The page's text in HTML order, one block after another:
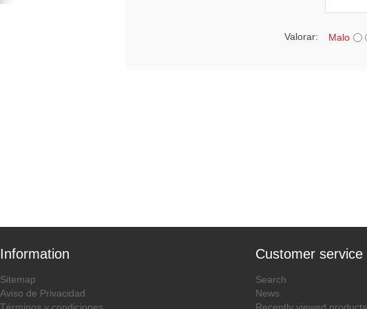
Valorar: Malo
Information
Sitemap
Aviso de Privacidad
Customer service
Search
News